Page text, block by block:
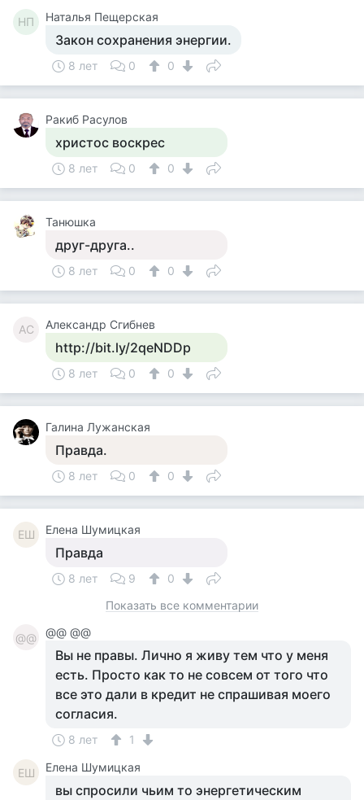
НП Наталья Пещерская
Закон сохранения энергии.
8 лет 0 0
Ракиб Расулов
христос воскрес
8 лет 0 0
Танюшка
друг-друга..
8 лет 0 0
АС Александр Сгибнев
http://bit.ly/2qeNDDp
8 лет 0 0
Галина Лужанская
Правда.
8 лет 0 0
ЕШ Елена Шумицкая
Правда
8 лет 9
0
Показать все комментарии
@@ @@ @@
Вы не правы. Лично я живу тем что у меня
есть. Просто как то не совсем от того что
все это дали в кредит не спрашивая моего
согласия.
8 лет 1
ЕШ Елена Шумицкая
вы спросили чьим то энергетическим